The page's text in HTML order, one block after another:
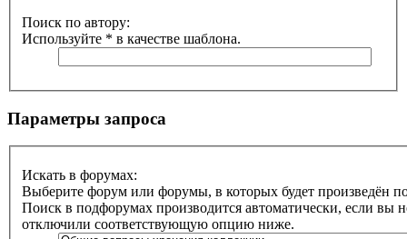
Поиск по автору:
Используйте * в качестве шаблона.
Параметры запроса
Искать в форумах:
Выберите форум или форумы, в которых будет произведён
Поиск в подфорумах производится автоматически, если вы
отключили соответствующую опцию ниже.